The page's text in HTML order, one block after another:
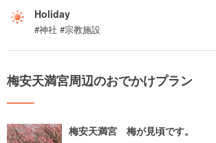
Holiday
#神社 #宗教施設
梅安天満宮周辺のおでかけプラン
梅安天満宮 梅が見頃です。